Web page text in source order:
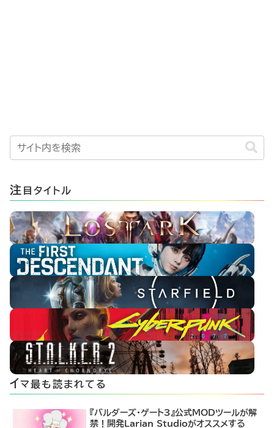
注 目タイトル
イマ最も読まれてる
『バルダーズ・ゲート3』公式MODツールが解
禁！開発Larian Studioがオススメする